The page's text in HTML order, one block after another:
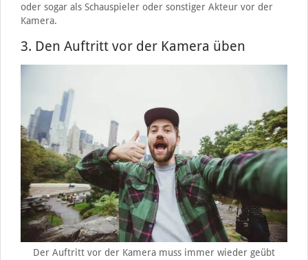
oder sogar als Schauspieler oder sonstiger Akteur vor der
Kamera.
3. Den Auftritt vor der Kamera üben
Der Auftritt vor der Kamera muss immer wieder geübt